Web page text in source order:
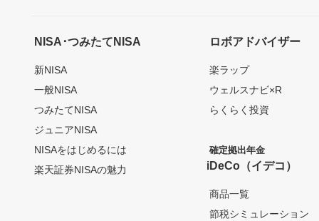
NISA･つみたてNISA
新NISA
一般NISA
つみたてNISA
ジュニアNISA
NISAをはじめるには
楽天証券NISAの魅力
ロボアドバイザー
楽ラップ
ウェルスナビ×R
らくらく投資
確定拠出年金
iDeCo（イデコ）
商品一覧
節税シミュレーション